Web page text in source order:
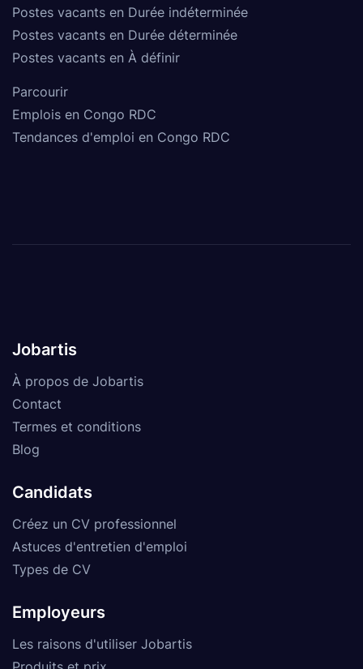
Postes vacants en Durée indéterminée
Postes vacants en Durée déterminée
Postes vacants en À définir
Parcourir
Emplois en Congo RDC
Tendances d'emploi en Congo RDC
Jobartis
À propos de Jobartis
Contact
Termes et conditions
Blog
Candidats
Créez un CV professionnel
Astuces d'entretien d'emploi
Types de CV
Employeurs
Les raisons d'utiliser Jobartis